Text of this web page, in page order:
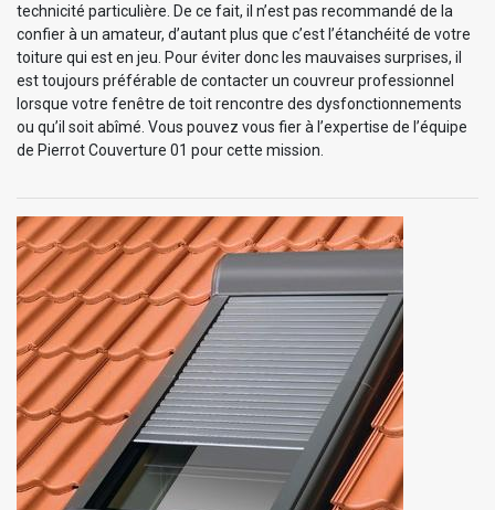
technicité particulière. De ce fait, il n’est pas recommandé de la
confier à un amateur, d’autant plus que c’est l’étanchéité de votre
toiture qui est en jeu. Pour éviter donc les mauvaises surprises, il
est toujours préférable de contacter un couvreur professionnel
lorsque votre fenêtre de toit rencontre des dysfonctionnements
ou qu’il soit abîmé. Vous pouvez vous fier à l’expertise de l’équipe
de Pierrot Couverture 01 pour cette mission.